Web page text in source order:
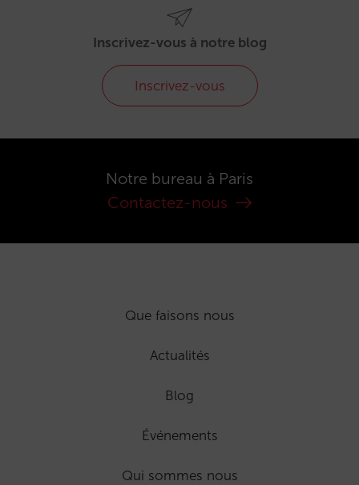
Inscrivez-vous à notre blog
Inscrivez-vous
Notre bureau à Paris
Contactez-nous
Que faisons nous
Actualités
Blog
Événements
Qui sommes nous